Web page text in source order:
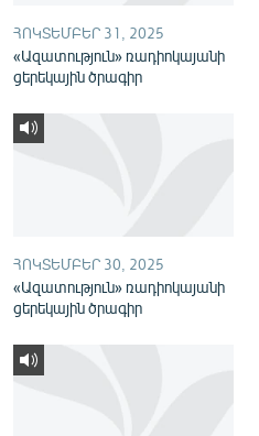
ՀԵՏԵՎԵՔ ՄԵԶ
ՀՈԿՏԵՄԲԵՐ 31, 2025
«Ազատություն» ռադիոկայանի
ցերեկային ծրագիր
ՀՈԿՏԵՄԲԵՐ 30, 2025
«Ազատություն» ռադիոկայանի
ցերեկային ծրագիր